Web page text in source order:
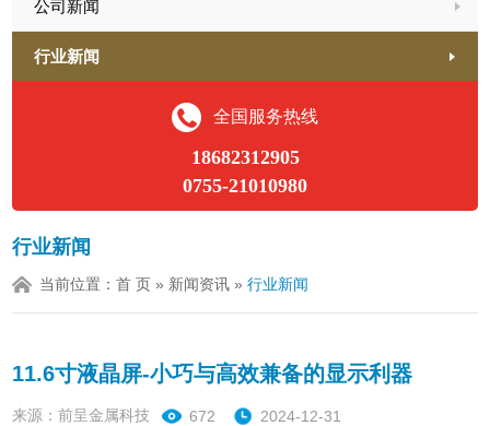
公司新闻
行业新闻
全国服务热线
18682312905
0755-21010980
行业新闻
当前位置：首 页 » 新闻资讯 »行业新闻
11.6寸液晶屏-小巧与高效兼备的显示利器
来源：前呈金属科技 672 2024-12-31